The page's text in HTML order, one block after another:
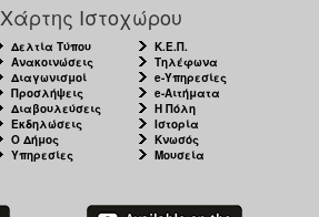
Χάρτης Ιστοχώρου
Δελτία Τύπου
Ανακοινώσεις
Διαγωνισμοί
Προσλήψεις
Διαβουλεύσεις
Εκδηλώσεις
Ο Δήμος
Υπηρεσίες
Κ.Ε.Π.
Τηλέφωνα
e-Υπηρεσίες
e-Αιτήματα
Η Πόλη
Ιστορία
Κνωσός
Μουσεία